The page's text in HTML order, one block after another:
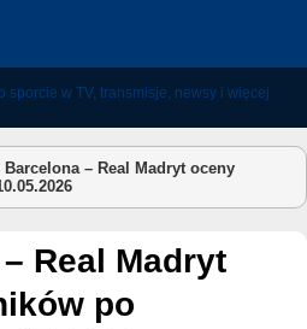
Barcelona – Real Madryt oceny
po